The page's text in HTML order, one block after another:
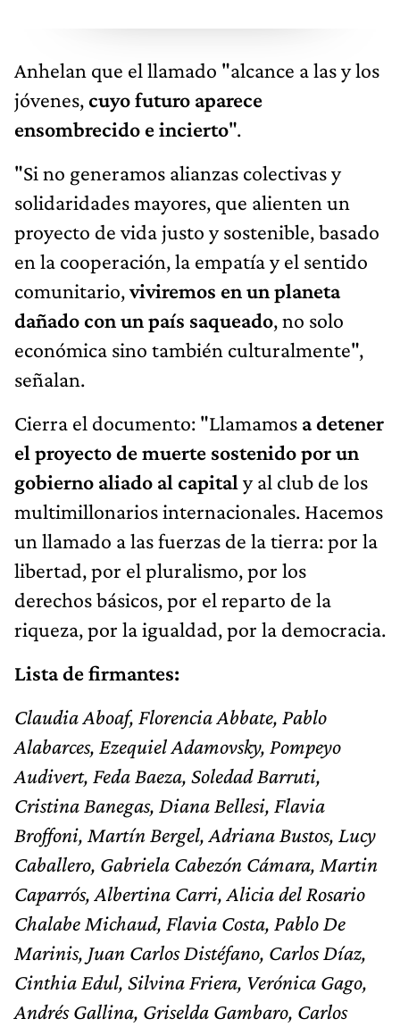
Anhelan que el llamado "alcance a las y los
jóvenes,cuyo futuro aparece
ensombrecido e incierto".
"Si no generamos alianzas colectivas y
solidaridades mayores, que alienten un
proyecto de vida justo y sostenible, basado
en la cooperación, la empatía y el sentido
comunitario,viviremos en un planeta
dañado con un país saqueado, no solo
económica sino también culturalmente",
señalan.
Cierra el documento: "Llamamos a detener
el proyecto de muerte sostenido por un
gobierno aliado al capital y al club de los
multimillonarios internacionales. Hacemos
un llamado a las fuerzas de la tierra: por la
libertad, por el pluralismo, por los
derechos básicos, por el reparto de la
riqueza, por la igualdad, por la democracia.
Lista de firmantes:
Claudia Aboaf, Florencia Abbate, Pablo
Alabarces, Ezequiel Adamovsky, Pompeyo
Audivert, Feda Baeza, Soledad Barruti,
Cristina Banegas, Diana Bellesi, Flavia
Broffoni, Martín Bergel, Adriana Bustos, Lucy
Caballero, Gabriela Cabezón Cámara, Martin
Caparrós, Albertina Carri, Alicia del Rosario
Chalabe Michaud, Flavia Costa, Pablo De
Marinis, Juan Carlos Distéfano, Carlos Díaz,
Cinthia Edul, Silvina Friera, Verónica Gago,
Andrés Gallina, Griselda Gambaro, Carlos